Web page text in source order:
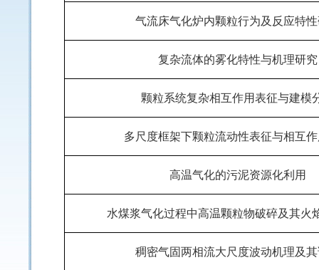
气流床气化炉内颗粒行为及反应特
复杂流体的雾化特性与机理研究
颗粒系统复杂相互作用表征与建模
多尺度框架下颗粒流动性表征与相互
高温气化的污泥资源化利用
水煤浆气化过程中高温颗粒物破碎及其火
稠密气固两相流大尺度波动机理及